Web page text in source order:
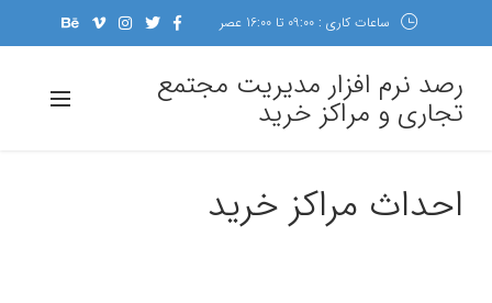
ساعات کاری : 09:00 تا 16:00 عصر
رصد نرم افزار مدیریت مجتمع
تجاری و مراکز خرید
احداث مراکز خرید